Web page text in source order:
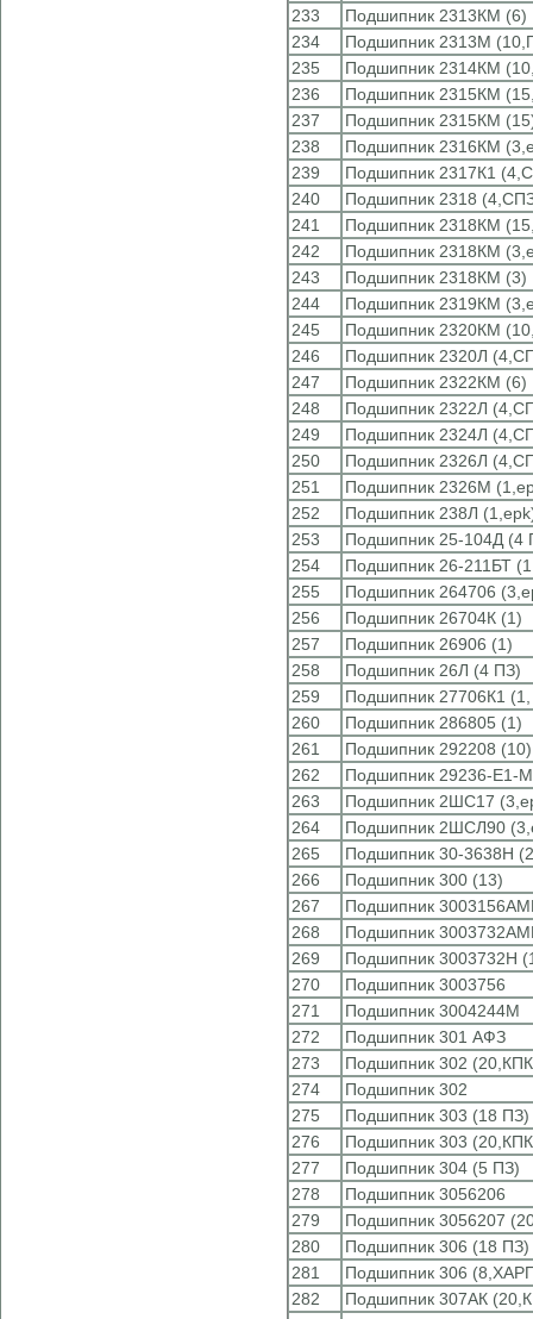
233
Подшипник 2313КМ (6)
234
Подшипник 2313М
235
Подшипник 2314КМ
236
Подшипник 2315КМ
237
Подшипник 2315КМ
238
Подшипник 2316КМ
239
Подшипник 2317К1
240
Подшипник 2318
241
Подшипник 2318КМ
242
Подшипник 2318КМ
243
Подшипник 2318КМ (3)
244
Подшипник 2319КМ
245
Подшипник 2320КМ
246
Подшипник 2320Л
247
Подшипник 2322КМ (6)
248
Подшипник 2322Л
249
Подшипник 2324Л
250
Подшипник 2326Л
251
Подшипник 2326М
252
Подшипник 238Л
253
Подшипник 25-104Д (4
254
Подшипник 26-211БТ
255
Подшипник 264706
256
Подшипник 26704К (1)
257
Подшипник 26906 (1)
258
Подшипник 26Л (4 ПЗ)
259
Подшипник 27706К1
260
Подшипник 286805 (1)
261
Подшипник 292208 (10)
262
Подшипник 29236-E1-
263
Подшипник 2ШС17
264
Подшипник 2ШСЛ90
265
Подшипник 30-3638Н
266
Подшипник 300 (13)
267
Подшипник
268
Подшипник
269
Подшипник 3003732Н
270
Подшипник 3003756
271
Подшипник 3004244М
272
Подшипник 301 АФЗ
273
Подшипник 302
274
Подшипник 302
275
Подшипник 303 (18 ПЗ)
276
Подшипник 303
277
Подшипник 304 (5 ПЗ)
278
Подшипник 3056206
279
Подшипник 3056207
280
Подшипник 306 (18 ПЗ)
281
Подшипник 306
282
Подшипник 307АК